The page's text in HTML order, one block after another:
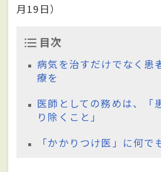
月19日）
目次
病気を治すだけでなく患
療を
医師としての務めは、「
り除くこと」
「かかりつけ医」に何で